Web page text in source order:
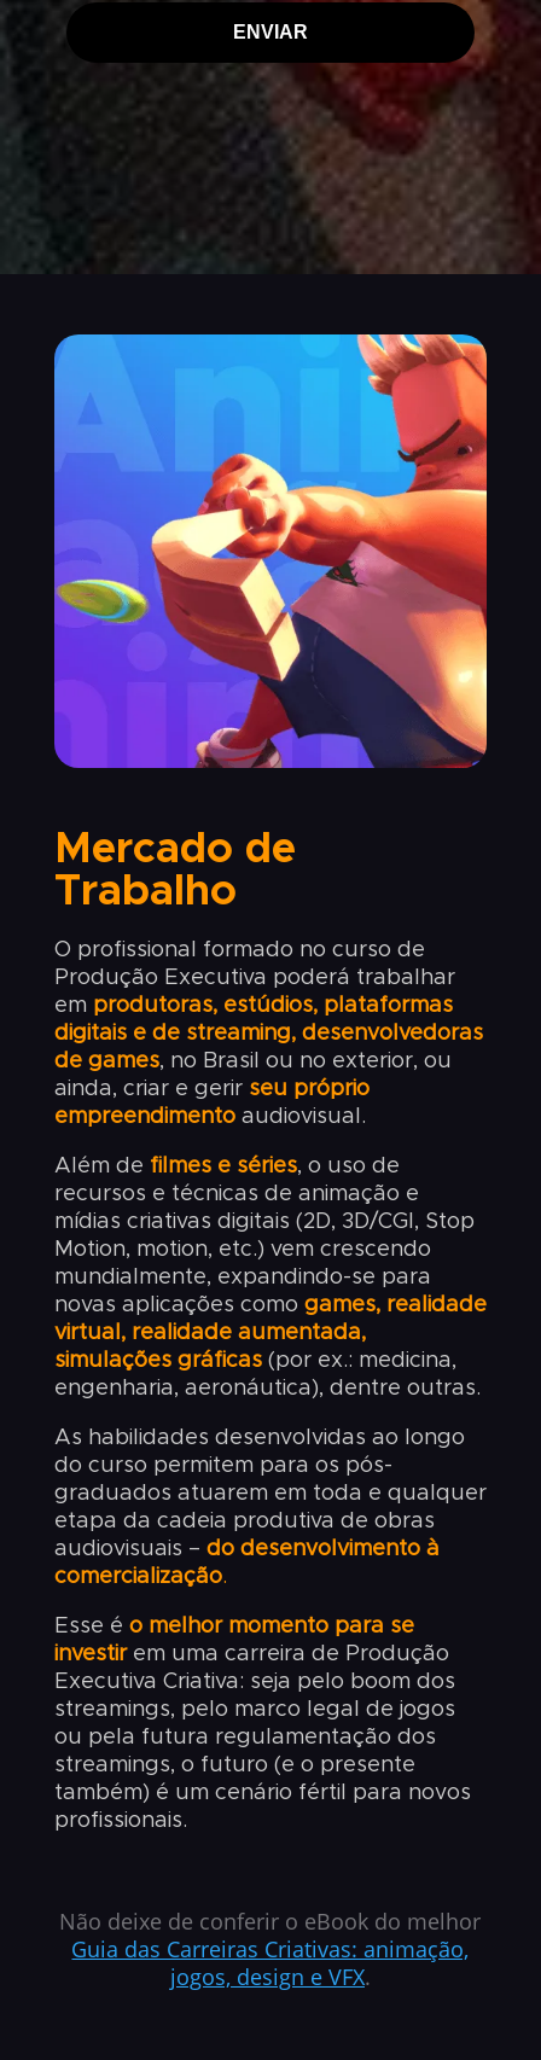
Mercado de
Trabalho
O profissional formado no curso de
Produção Executiva poderá trabalhar
em produtoras, estúdios, plataformas
digitais e de streaming, desenvolvedoras
de games, no Brasil ou no exterior, ou
ainda, criar e gerirseu próprio
empreendimentoaudiovisual.
Além de filmes e séries, o uso de
recursos e técnicas de animação e
mídias criativas digitais (2D, 3D/CGI, Stop
Motion, motion, etc.) vem crescendo
mundialmente, expandindo-se para
novas aplicações como games, realidade
virtual, realidade aumentada,
simulações gráficas(por ex.: medicina,
engenharia, aeronáutica), dentre outras.
As habilidades desenvolvidas ao longo
do curso permitem para os pós-
graduados atuarem em toda e qualquer
etapa da cadeia produtiva de obras
audiovisuais – do desenvolvimento à
comercialização.
Esse é o melhor momento para se
investir em uma carreira de Produção
Executiva Criativa: seja pelo boom dos
streamings, pelo marco legal de jogos
ou pela futura regulamentação dos
streamings, o futuro (e o presente
também) é um cenário fértil para novos
profissionais.
Não deixe de conferir o eBook do melhor
Guia das Carreiras Criativas: animação,
jogos, design e VFX.